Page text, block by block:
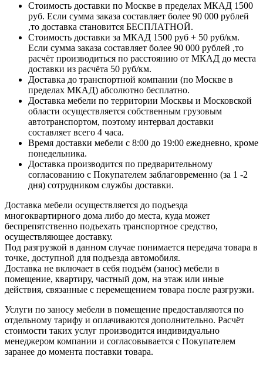
Стоимость доставки по Москве в пределах МКАД 1500
руб. Если сумма заказа составляет более 90 000 рублей
,то доставка становится БЕСПЛАТНОЙ.
Стоимость доставки за МКАД 1500 руб + 50 руб/км.
Если сумма заказа составляет более 90 000 рублей ,то
расчёт производиться по расстоянию от МКАД до места
доставки из расчёта 50 руб/км.
Доставка до транспортной компании (по Москве в
пределах МКАД) абсолютно бесплатно.
Доставка мебели по территории Москвы и Московской
области осуществляется собственным грузовым
автотранспортом, поэтому интервал доставки
составляет всего 4 часа.
Время доставки мебели с 8:00 до 19:00 ежедневно, кроме
понедельника.
Доставка производится по предварительному
согласованию с Покупателем заблаговременно (за 1 -2
дня) сотрудником службы доставки.
Доставка мебели осуществляется до подъезда
многоквартирного дома либо до места, куда может
беспрепятственно подъехать транспортное средство,
осуществляющее доставку.
Под разгрузкой в данном случае понимается передача товара в
точке, доступной для подъезда автомобиля.
Доставка не включает в себя подъём (занос) мебели в
помещение, квартиру, частный дом, на этаж или иные
действия, связанные с перемещением товара после разгрузки.
Услуги по заносу мебели в помещение предоставляются по
отдельному тарифу и оплачиваются дополнительно. Расчёт
стоимости таких услуг производится индивидуально
менеджером компании и согласовывается с Покупателем
заранее до момента поставки товара.